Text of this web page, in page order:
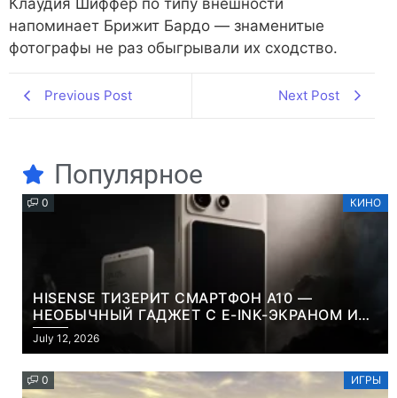
Клаудия Шиффер по типу внешности
напоминает Брижит Бардо — знаменитые
фотографы не раз обыгрывали их сходство.
Previous Post Next Post
Популярное
0 КИНО
HISENSE ТИЗЕРИТ СМАРТФОН A10 —
НЕОБЫЧНЫЙ ГАДЖЕТ С E-INK-ЭКРАНОМ И
СЪЕМНОЙ LCD-ПАНЕЛЬЮ ДЛЯ ЦВЕТНОГО
КОНТЕНТА И СОЦСЕТЕЙ
July 12, 2026
0 ИГРЫ